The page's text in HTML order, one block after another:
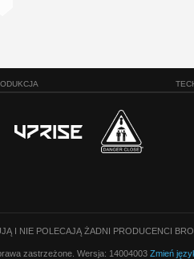
I NIE POLECAJĄ ŻADNI PRODUCENCI
zastrzeżone. Wersja: 14004003 Zmień